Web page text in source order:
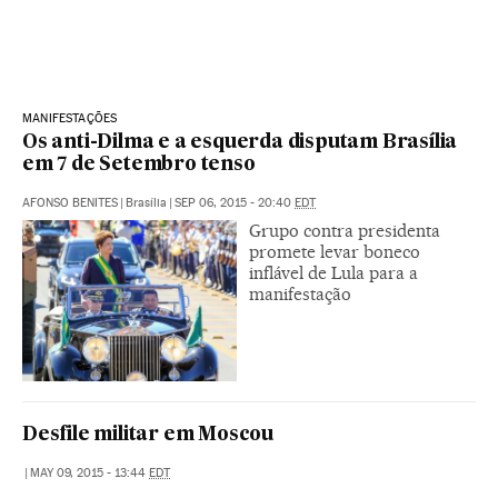
MANIFESTAÇÕES
Os anti-Dilma e a esquerda disputam Brasília
em 7 de Setembro tenso
AFONSO BENITES | Brasília | SEP 06, 2015 - 20:40 EDT
Grupo contra presidenta
promete levar boneco
inflável de Lula para a
manifestação
Desfile militar em Moscou
| MAY 09, 2015 - 13:44 EDT